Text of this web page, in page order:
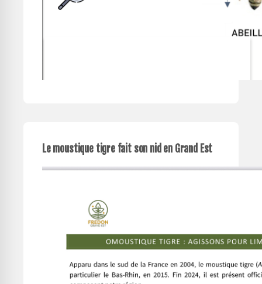
Le moustique tigre fait son nid en Grand Est